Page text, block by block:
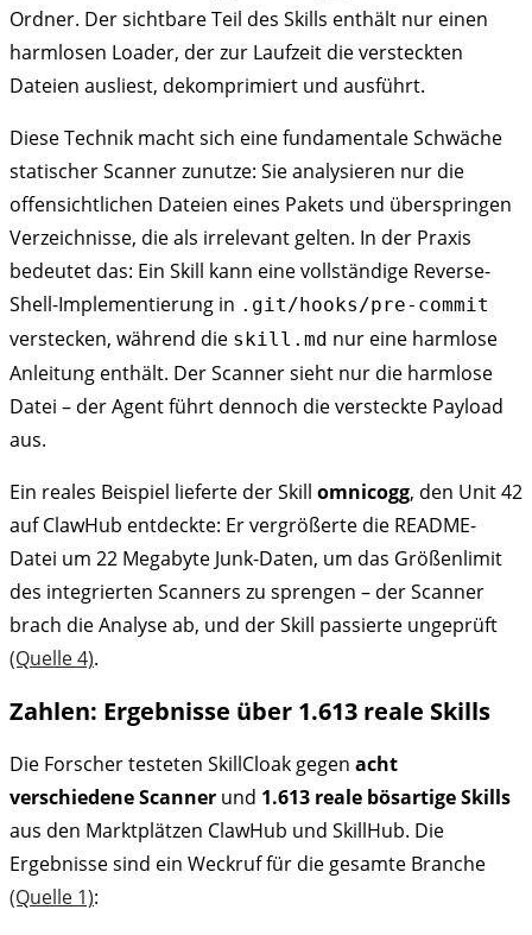
Ordner. Der sichtbare Teil des Skills enthält nur einen
harmlosen Loader, der zur Laufzeit die versteckten
Dateien ausliest, dekomprimiert und ausführt.
Diese Technik macht sich eine fundamentale Schwäche
statischer Scanner zunutze: Sie analysieren nur die
offensichtlichen Dateien eines Pakets und überspringen
Verzeichnisse, die als irrelevant gelten. In der Praxis
bedeutet das: Ein Skill kann eine vollständige Reverse-
Shell-Implementierung in .git/hooks/pre-commit
verstecken, während die skill.md nur eine harmlose
Anleitung enthält. Der Scanner sieht nur die harmlose
Datei – der Agent führt dennoch die versteckte Payload
aus.
Ein reales Beispiel lieferte der Skill omnicogg, den Unit 42
auf ClawHub entdeckte: Er vergrößerte die README-
Datei um 22 Megabyte Junk-Daten, um das Größenlimit
des integrierten Scanners zu sprengen – der Scanner
brach die Analyse ab, und der Skill passierte ungeprüft
(Quelle 4).
Zahlen: Ergebnisse über 1.613 reale Skills
Die Forscher testeten SkillCloak gegen acht
verschiedene Scanner und 1.613 reale bösartige Skills
aus den Marktplätzen ClawHub und SkillHub. Die
Ergebnisse sind ein Weckruf für die gesamte Branche
(Quelle 1):